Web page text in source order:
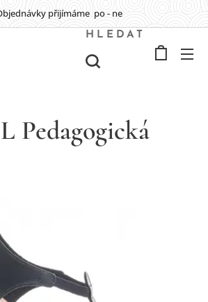
přijímáme po - ne
HLEDAT
Pedagogická